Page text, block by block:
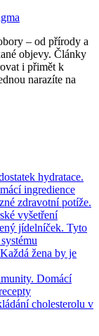
– od přírody a
objevy. Články
i přimět k
narazíte na
hydratace.
ingredience
zdravotní potíže.
vyšetření
jídelníček. Tyto
žena by je
Domácí
cholesterolu v